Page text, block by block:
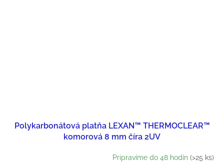
Polykarbonátová platňa LEXAN™ THERMOCLEAR™
komorová 8 mm číra 2UV
Pripravíme do 48 hodín (>25 ks)